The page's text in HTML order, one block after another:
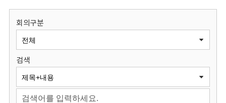
원
회
회의구분
검색